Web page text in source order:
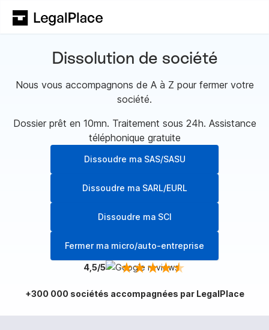
Dissolution de société
Nous vous accompagnons de A à Z pour fermer votre
société.
Dossier prêt en 10mn. Traitement sous 24h. Assistance
téléphonique gratuite
Dissoudre ma SAS/SASU
Dissoudre ma SARL/EURL
Dissoudre ma SCI
Fermer ma micro/auto-entreprise
4,5/5
+300 000 sociétés accompagnées par LegalPlace